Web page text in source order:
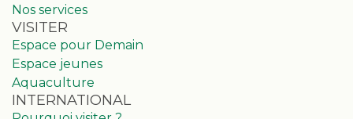
Nos services
VISITER
Espace pour Demain
Espace jeunes
Aquaculture
INTERNATIONAL